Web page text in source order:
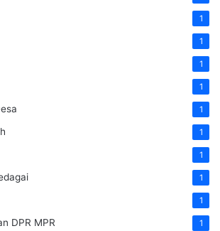
1
1
1
1
1
1
1
1
1
DPR MPR 1